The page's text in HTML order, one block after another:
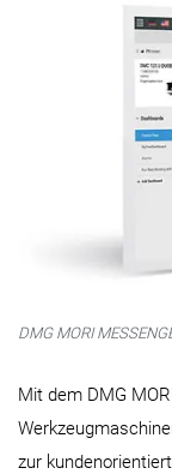
DMG MORI
Mit dem DMG
zur